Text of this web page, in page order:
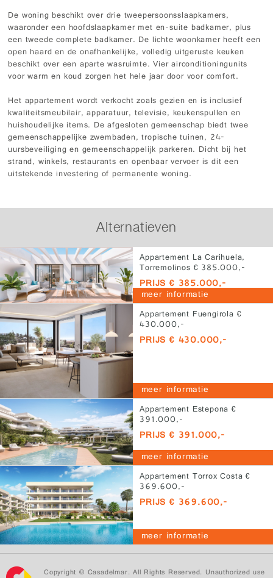
De woning beschikt over drie tweepersoonsslaapkamers,
waaronder een hoofdslaapkamer met en-suite badkamer, plus
een tweede complete badkamer. De lichte woonkamer heeft een
open haard en de onafhankelijke, volledig uitgeruste keuken
beschikt over een aparte wasruimte. Vier airconditioningunits
voor warm en koud zorgen het hele jaar door voor comfort.
Het appartement wordt verkocht zoals gezien en is inclusief
kwaliteitsmeubilair, apparatuur, televisie, keukenspullen en
huishoudelijke items. De afgesloten gemeenschap biedt twee
gemeenschappelijke zwembaden, tropische tuinen, 24-
uursbeveiliging en gemeenschappelijk parkeren. Dicht bij het
strand, winkels, restaurants en openbaar vervoer is dit een
uitstekende investering of permanente woning.
Alternatieven
Appartement La Carihuela,
Torremolinos € 385.000,-
PRIJS € 385.000,-
meer informatie
Appartement Fuengirola €
430.000,-
PRIJS € 430.000,-
meer informatie
Appartement Estepona €
391.000,-
PRIJS € 391.000,-
meer informatie
Appartement Torrox Costa €
369.600,-
PRIJS € 369.600,-
meer informatie
Copyright © Casadelmar. All Rights Reserved. Unauthorized use